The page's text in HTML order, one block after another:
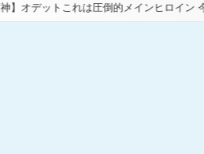
圧倒的メインヒロイン 今までのものを全て